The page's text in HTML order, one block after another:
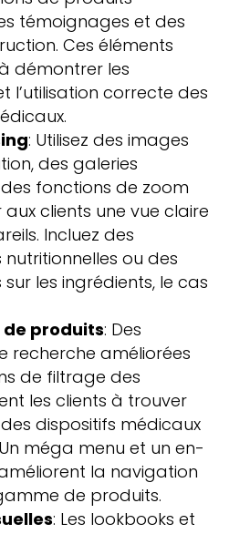
témoignages et des
Ces éléments
démontrer les
l’utilisation correcte des
: Utilisez des images
des galeries
fonctions de zoom
clients une vue claire
Incluez des
ou des
les ingrédients, le cas
produits: Des
recherche améliorées
de filtrage des
les clients à trouver
dispositifs médicaux
méga menu et un en-
la navigation
de produits.
: Les lookbooks et